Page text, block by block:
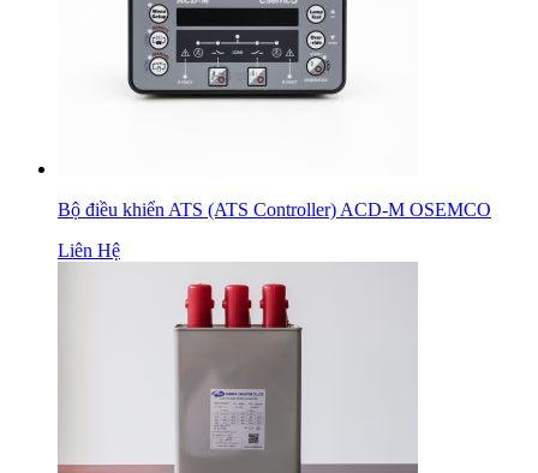
Bộ điều khiển ATS (ATS Controller) ACD-M OSEMCO
Liên Hệ